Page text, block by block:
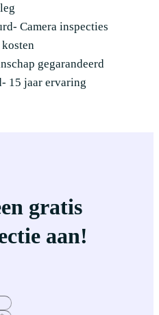
Camera inspecties
kosten
gegarandeerd
15 jaar ervaring
gratis
aan!